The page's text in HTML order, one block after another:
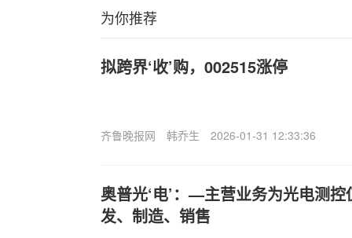
为你推荐
拟跨界‘收’购，002515涨停
齐鲁晚报网 韩乔生 2026-01-31 12:33:36
奥普光‘电’：—主营业务为光电测
发、制造、销售